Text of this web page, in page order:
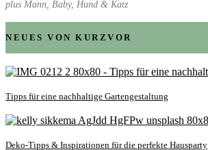
plus Mann, Baby, Hund & Katz
NEUES VON KURZVOR
Tipps für eine nachhaltige Gartengestaltung
Deko-Tipps & Inspirationen für die perfekte Hausparty